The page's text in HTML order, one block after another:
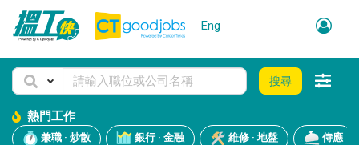
Eng
搜尋
熱門工作
兼職 · 炒散 銀行 · 金融 維修 · 地盤 侍應